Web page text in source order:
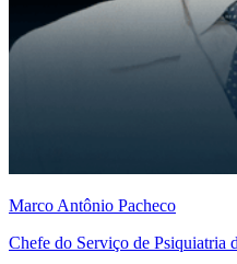
Marco Antônio Pacheco
Chefe do Serviço de Psiquiatria